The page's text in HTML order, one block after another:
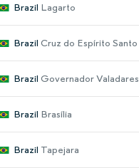
Brazil Lagarto
Brazil Cruz do Espírito Santo
Brazil Governador Valadares
Brazil Brasília
Brazil Tapejara